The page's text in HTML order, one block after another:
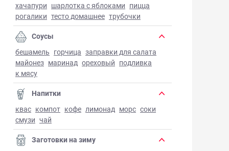
хачапури шарлотка с яблоками пицца
рогалики тесто домашнее трубочки
Соусы
бешамель горчица заправки для салата
майонез маринад ореховый подливка
к мясу
Напитки
квас компот кофе лимонад морс соки
смузи чай
Заготовки на зиму